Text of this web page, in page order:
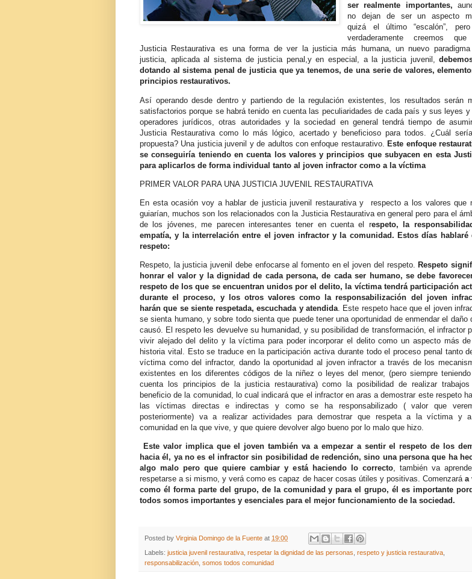
ser realmente importantes,
no dejan de ser un aspecto
quizá el último “escalón”,
verdaderamente creemos
Justicia Restaurativa es una forma de ver la justicia más humana, un nuevo
justicia, aplicada al sistema de justicia penal,y en especial, a la justicia juvenil,
dotando al sistema penal de justicia que ya tenemos, de una serie de valores,
principios restaurativos.
Así operando desde dentro y partiendo de la regulación existentes, los resultados serán
satisfactorios porque se habrá tenido en cuenta las peculiaridades de cada país y sus leyes y
operadores jurídicos, otras autoridades y la sociedad en general tendrá tiempo de
Justicia Restaurativa como lo más lógico, acertado y beneficioso para todos. ¿Cuál
propuesta? Una justicia juvenil y de adultos con enfoque restaurativo.Este enfoque
se conseguiría teniendo en cuenta los valores y principios que subyacen en esta
para aplicarlos de forma individual tanto al joven infractor como a la víctima
PRIMER VALOR PARA UNA JUSTICIA JUVENIL RESTAURATIVA
En esta ocasión voy a hablar de justicia juvenil restaurativa y respecto a los valores que
guiarían, muchos son los relacionados con la Justicia Restaurativa en general pero para el
de los jóvenes, me parecen interesantes tener en cuenta el respeto, la
empatía, y la interrelación entre el joven infractor y la comunidad. Estos días hablaré
respeto:
Respeto, la justicia juvenil debe enfocarse al fomento en el joven del respeto. Respeto
honrar el valor y la dignidad de cada persona, de cada ser humano, se debe
respeto de los que se encuentran unidos por el delito, la víctima tendrá participación
durante el proceso, y los otros valores como la responsabilización del joven
harán que se siente respetada, escuchada y atendida. Este respeto hace que el joven
se sienta humano, y sobre todo sienta que puede tener una oportunidad de enmendar el daño
causó. El respeto les devuelve su humanidad, y su posibilidad de transformación, el infractor
vivir alejado del delito y la víctima para poder incorporar el delito como un aspecto más
historia vital. Esto se traduce en la participación activa durante todo el proceso penal tanto
víctima como del infractor, dando la oportunidad al joven infractor a través de los
existentes en los diferentes códigos de la niñez o leyes del menor, (pero siempre
cuenta los principios de la justicia restaurativa) como la posibilidad de realizar
beneficio de la comunidad, lo cual indicará que el infractor en aras a demostrar este respeto
las víctimas directas e indirectas y como se ha responsabilizado ( valor que
posteriormente) va a realizar actividades para demostrar que respeta a la víctima y
comunidad en la que vive, y que quiere devolver algo bueno por lo malo que hizo.
Este valor implica que el joven también va a empezar a sentir el respeto de los
hacia él, ya no es el infractor sin posibilidad de redención, sino una persona que ha
algo malo pero que quiere cambiar y está haciendo lo correcto, también va
respetarse a si mismo, y verá como es capaz de hacer cosas útiles y positivas. Comenzaráa
como él forma parte del grupo, de la comunidad y para el grupo, él es importante
todos somos importantes y esenciales para el mejor funcionamiento de la sociedad.
Posted by Virginia Domingo de la Fuente at 19:00
Labels: justicia juvenil restaurativa respetar la dignidad de las personas respeto y justicia restaurativa
responsabilización somos todos comunidad